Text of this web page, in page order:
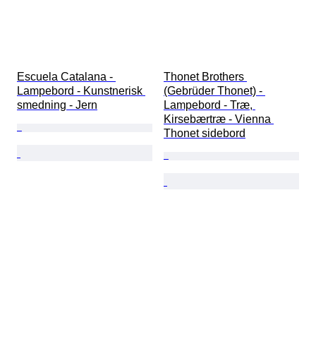
Escuela Catalana -
Lampebord - Kunstnerisk
smedning - Jern
Thonet Brothers
(Gebrüder Thonet) -
Lampebord - Træ,
Kirsebærtræ - Vienna
Thonet sidebord